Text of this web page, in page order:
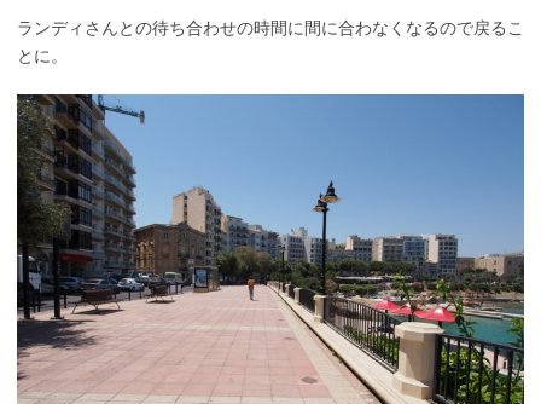
ランディさんとの待ち合わせの時間に間に合わなくなるので戻るこ
とに。